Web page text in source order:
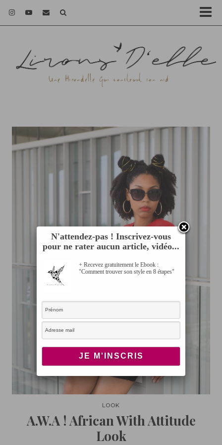
LOOK
A.W.A ! African With Attitude
Look
N'attendez-pas ! Inscrivez-vous
pour ne rater aucun article, vidéo...
+ Recevez gratuitement le Ebook :
"Comment trouver son style en 8 étapes"